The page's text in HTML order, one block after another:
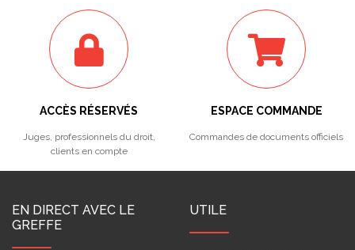
ACCÈS RÉSERVÉS
Juges, professionnels du droit,
clients en compte
ESPACE COMMANDE
Commandes de documents officiels
EN DIRECT AVEC LE
GREFFE
UTILE